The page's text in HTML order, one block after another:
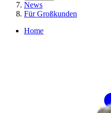
News
Für Großkunden
Home